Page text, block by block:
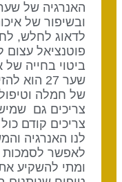
ובשיפור של
לדאוג לחלש,
פוטנציאל עצום
ביטוי בחייה
שער 27 הוא
של חמלה
צריכים גם
צריכים קודם
לנו האנרגיה
לאפשר לסמכות
ומתי להשקיע את